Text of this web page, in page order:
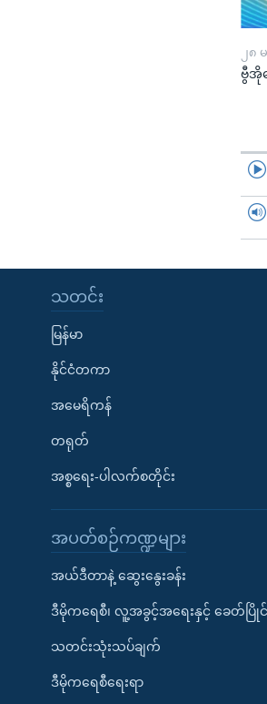
၂၈
ဗွီအို
သတင်း
မြန်မာ
နိုင်ငံတကာ
အမေရိကန်
တရုတ်
အစ္စရေး-ပါလက်စတိုင်း
အပတ်စဉ်ကဏ္ဍများ
အယ်ဒီတာနဲ့ ဆွေးနွေးခန်း
ဒီမိုကရေစီ၊ လူ့အခွင့်အရေးနှင့် ခေတ်ပြိုင်
သတင်းသုံးသပ်ချက်
ဒီမိုကရေစီရေးရာ